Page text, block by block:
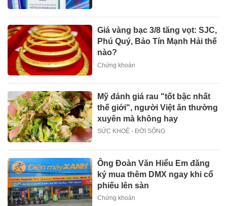
Giá vàng bạc 3/8 tăng vọt: SJC,
Phú Quý, Bảo Tín Mạnh Hải thế
nào?
Chứng khoán
Mỹ đánh giá rau "tốt bậc nhất
thế giới", người Việt ăn thường
xuyên mà không hay
SỨC KHOẺ - ĐỜI SỐNG
Ông Đoàn Văn Hiểu Em đăng
ký mua thêm DMX ngay khi cổ
phiếu lên sàn
Chứng khoán